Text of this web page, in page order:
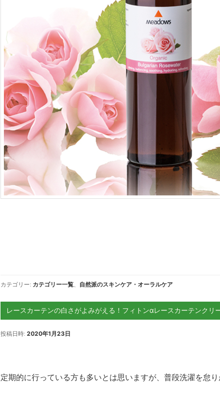
カテゴリー: カテゴリー一覧 自然派のスキンケア・オーラルケア
レースカーテンの白さがよみがえる！フィトンαレースカーテンクリ
投稿日時: 2020年1月23日
定期的に行っている方も多いとは思いますが、普段洗濯を怠り